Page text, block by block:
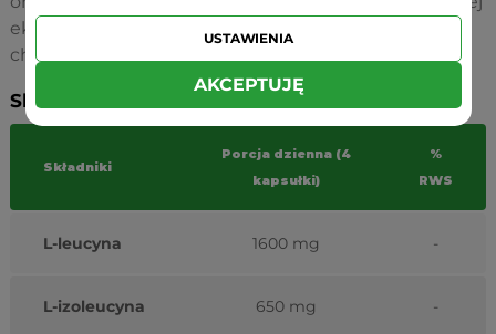
ekspozycji na czynniki stresowe lub w przebiegu
choroby.
Składniki:
Składniki
Porcja dzienna (4
kapsułki)
%
RWS
L-leucyna 1600 mg -
L-izoleucyna 650 mg -
USTAWIENIA
AKCEPTUJĘ